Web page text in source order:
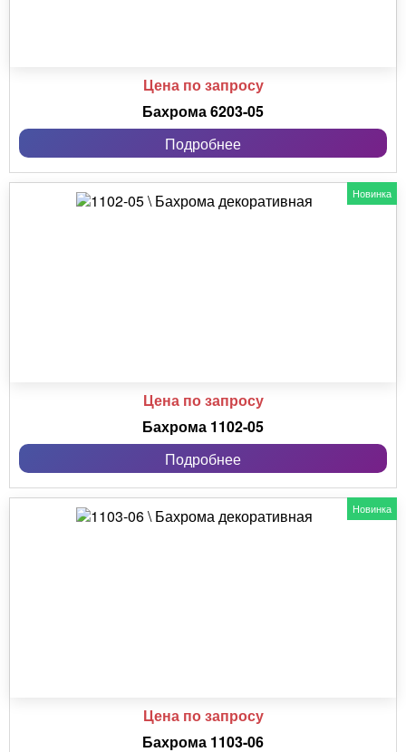
Цена по запросу
Бахрома 6203-05
Подробнее
Новинка
Цена по запросу
Бахрома 1102-05
Подробнее
Новинка
Цена по запросу
Бахрома 1103-06